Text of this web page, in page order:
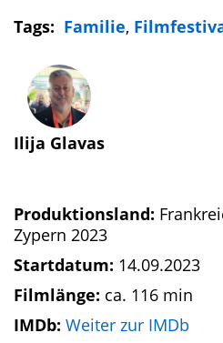
Tags: Familie,
Ilija Glavas
Produktionsland:
Zypern 2023
Startdatum: 14.09.2023
Filmlänge: ca. 116 min
IMDb: Weiter zur IMDb